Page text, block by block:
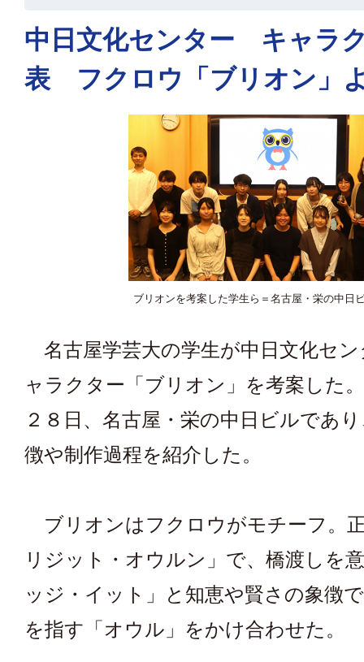
中日文化センター キャラ
表 フクロウ「ブリオン」
ブリオンを考案した学生ら＝名古屋・栄の中日
名古屋学芸大の学生が中日文化セ
ャラクター「ブリオン」を考案した
２８日、名古屋・栄の中日ビルであ
徴や制作過程を紹介した。
ブリオンはフクロウがモチーフ。
リジット・オウルン」で、橋渡しを
ッジ・イット」と知恵や賢さの象徴
を指す「オウル」をかけ合わせた。